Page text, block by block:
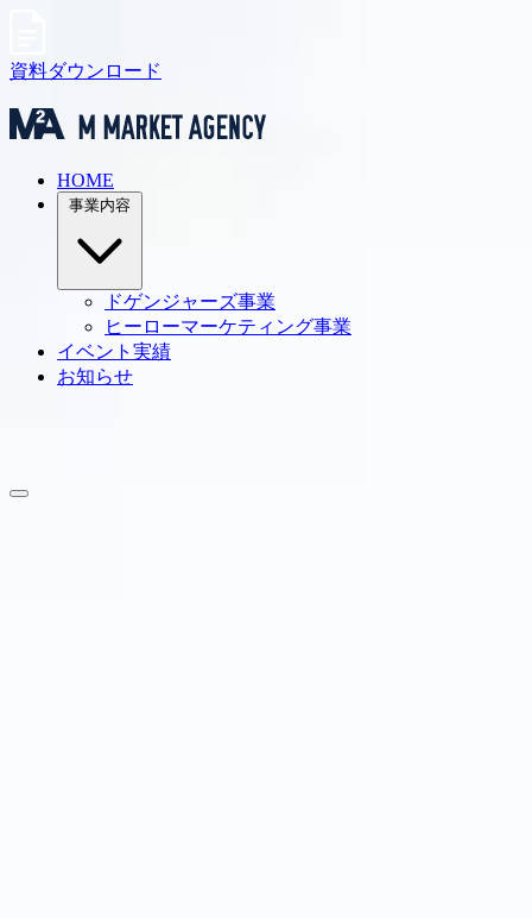
資料ダウンロード
HOME
事業内容
ドゲンジャーズ事業
ヒーローマーケティング事業
イベント実績
お知らせ